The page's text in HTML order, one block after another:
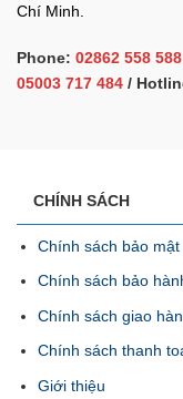
Chí Minh.
Phone: 02862 558 588
05003 717 484 /
CHÍNH SÁCH
Chính sách bảo mật
Chính sách bảo
Chính sách giao
Chính sách thanh
Giới thiệu